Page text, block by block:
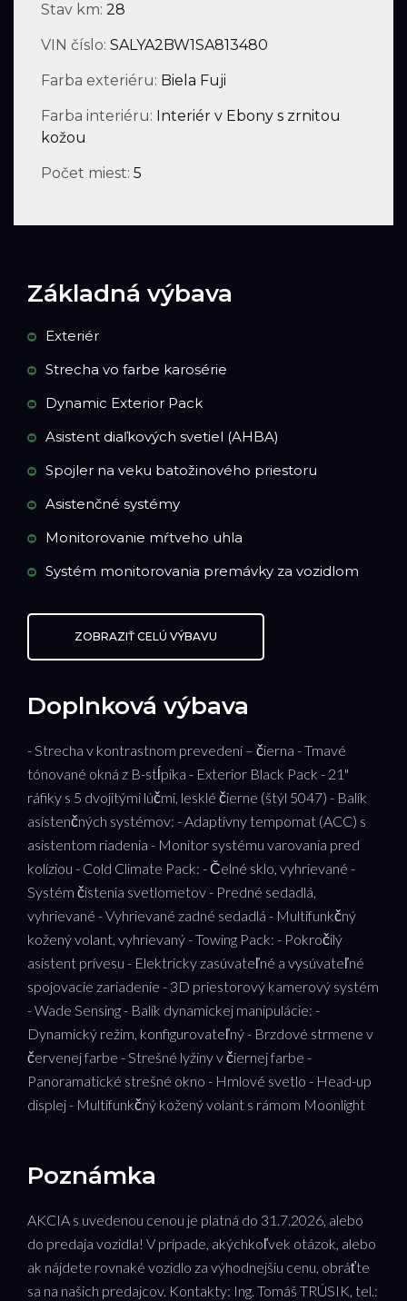
Stav km: 28
VIN číslo: SALYA2BW1SA813480
Farba exteriéru: Biela Fuji
Farba interiéru: Interiér v Ebony s zrnitou
kožou
Počet miest: 5
Základná výbava
Exteriér
Strecha vo farbe karosérie
Dynamic Exterior Pack
Asistent diaľkových svetiel (AHBA)
Spojler na veku batožinového priestoru
Asistenčné systémy
Monitorovanie mŕtveho uhla
Systém monitorovania premávky za vozidlom
ZOBRAZIŤ CELÚ VÝBAVU
Doplnková výbava
- Strecha v kontrastnom prevedení – čierna - Tmavé
tónované okná z B-stĺpika - Exterior Black Pack - 21"
ráfiky s 5 dvojitými lúčmi, lesklé čierne (štýl 5047) - Balík
asistenčných systémov: - Adaptívny tempomat (ACC) s
asistentom riadenia - Monitor systému varovania pred
kolíziou - Cold Climate Pack: - Čelné sklo, vyhrievané -
Systém čistenia svetlometov - Predné sedadlá,
vyhrievané - Vyhrievané zadné sedadlá - Multifunkčný
kožený volant, vyhrievaný - Towing Pack: - Pokročilý
asistent prívesu - Elektricky zasúvateľné a vysúvateľné
spojovacie zariadenie - 3D priestorový kamerový systém
- Wade Sensing - Balík dynamickej manipulácie: -
Dynamický režim, konfigurovateľný - Brzdové strmene v
červenej farbe - Strešné lyžiny v čiernej farbe -
Panoramatické strešné okno - Hmlové svetlo - Head-up
displej - Multifunkčný kožený volant s rámom Moonlight
Poznámka
AKCIA s uvedenou cenou je platná do 31.7.2026, alebo
do predaja vozidla! V prípade, akýchkoľvek otázok, alebo
ak nájdete rovnaké vozidlo za výhodnejšiu cenu, obráťte
sa na našich predajcov. Kontakty: Ing. Tomáš TRÚSIK, tel.: